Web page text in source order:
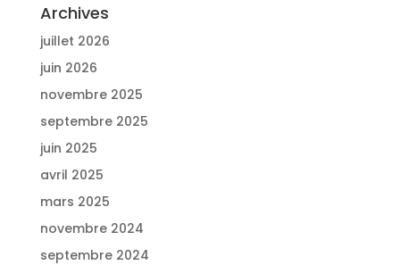
Archives
juillet 2026
juin 2026
novembre 2025
septembre 2025
juin 2025
avril 2025
mars 2025
novembre 2024
septembre 2024